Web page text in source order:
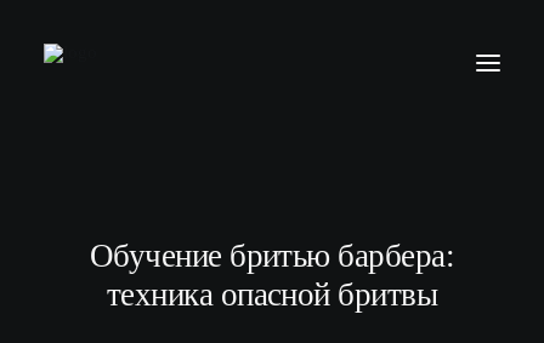
МОДЕЛЯМ
Обучение бритью барбера:
техника опасной бритвы